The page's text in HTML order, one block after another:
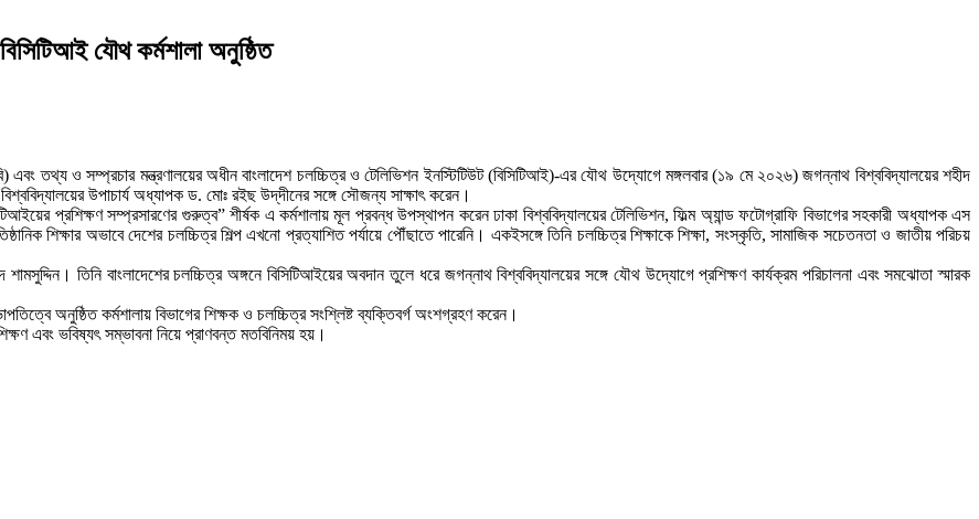
যৌথ কর্মশালা অনুষ্ঠিত
এবং তথ্য ও সম্প্রচার মন্ত্রণালয়ের অধীন বাংলাদেশ চলচ্চিত্র ও টেলিভিশন ইনস্টিটিউট (বিসিটিআই)-এর যৌথ উদ্যোগে মঙ্গলবার (১৯ মে ২০২৬) জগন্নাথ বিশ্ববিদ্যালয়ের শহীদ
উপাচার্য অধ্যাপক ড. মোঃ রইছ উদ্‌দীনের সঙ্গে সৌজন্য সাক্ষাৎ করেন।
প্রশিক্ষণ সম্প্রসারণের গুরুত্ব” শীর্ষক এ কর্মশালায় মূল প্রবন্ধ উপস্থাপন করেন ঢাকা বিশ্ববিদ্যালয়ের টেলিভিশন, ফিল্ম অ্যান্ড ফটোগ্রাফি বিভাগের সহকারী অধ্যাপক এস
শিক্ষার অভাবে দেশের চলচ্চিত্র শিল্প এখনো প্রত্যাশিত পর্যায়ে পৌঁছাতে পারেনি। একইসঙ্গে তিনি চলচ্চিত্র শিক্ষাকে শিক্ষা, সংস্কৃতি, সামাজিক সচেতনতা ও জাতীয় পরিচয়
তিনি বাংলাদেশের চলচ্চিত্র অঙ্গনে বিসিটিআইয়ের অবদান তুলে ধরে জগন্নাথ বিশ্ববিদ্যালয়ের সঙ্গে যৌথ উদ্যোগে প্রশিক্ষণ কার্যক্রম পরিচালনা এবং সমঝোতা স্মারক
অনুষ্ঠিত কর্মশালায় বিভাগের শিক্ষক ও চলচ্চিত্র সংশ্লিষ্ট ব্যক্তিবর্গ অংশগ্রহণ করেন।
এবং ভবিষ্যৎ সম্ভাবনা নিয়ে প্রাণবন্ত মতবিনিময় হয়।